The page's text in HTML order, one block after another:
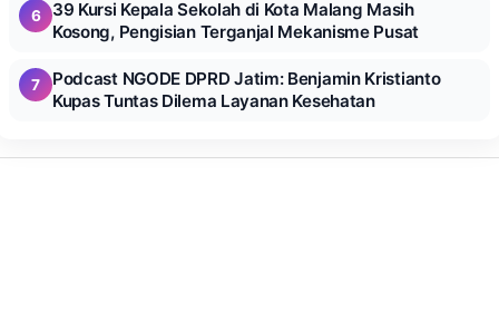
6
39 Kursi Kepala Sekolah di Kota Malang Masih
Kosong, Pengisian Terganjal Mekanisme Pusat
7
Podcast NGODE DPRD Jatim: Benjamin Kristianto
Kupas Tuntas Dilema Layanan Kesehatan